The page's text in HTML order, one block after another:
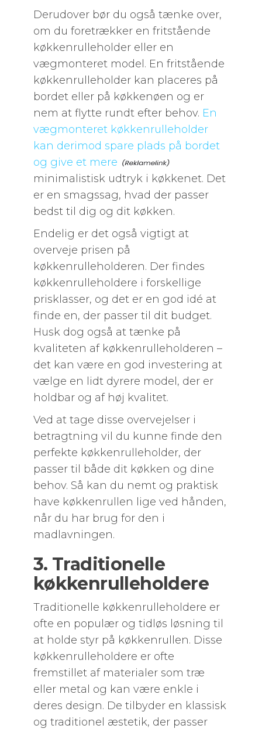
Derudover bør du også tænke over,
om du foretrækker en fritstående
køkkenrulleholder eller en
vægmonteret model. En fritstående
køkkenrulleholder kan placeres på
bordet eller på køkkenøen og er
nem at flytte rundt efter behov. En
vægmonteret køkkenrulleholder
kan derimod spare plads på bordet
og give et mere
minimalistisk udtryk i køkkenet. Det
er en smagssag, hvad der passer
bedst til dig og dit køkken.
Endelig er det også vigtigt at
overveje prisen på
køkkenrulleholderen. Der findes
køkkenrulleholdere i forskellige
prisklasser, og det er en god idé at
finde en, der passer til dit budget.
Husk dog også at tænke på
kvaliteten af køkkenrulleholderen –
det kan være en god investering at
vælge en lidt dyrere model, der er
holdbar og af høj kvalitet.
Ved at tage disse overvejelser i
betragtning vil du kunne finde den
perfekte køkkenrulleholder, der
passer til både dit køkken og dine
behov. Så kan du nemt og praktisk
have køkkenrullen lige ved hånden,
når du har brug for den i
madlavningen.
3. Traditionelle
køkkenrulleholdere
Traditionelle køkkenrulleholdere er
ofte en populær og tidløs løsning til
at holde styr på køkkenrullen. Disse
køkkenrulleholdere er ofte
fremstillet af materialer som træ
eller metal og kan være enkle i
deres design. De tilbyder en klassisk
og traditionel æstetik, der passer